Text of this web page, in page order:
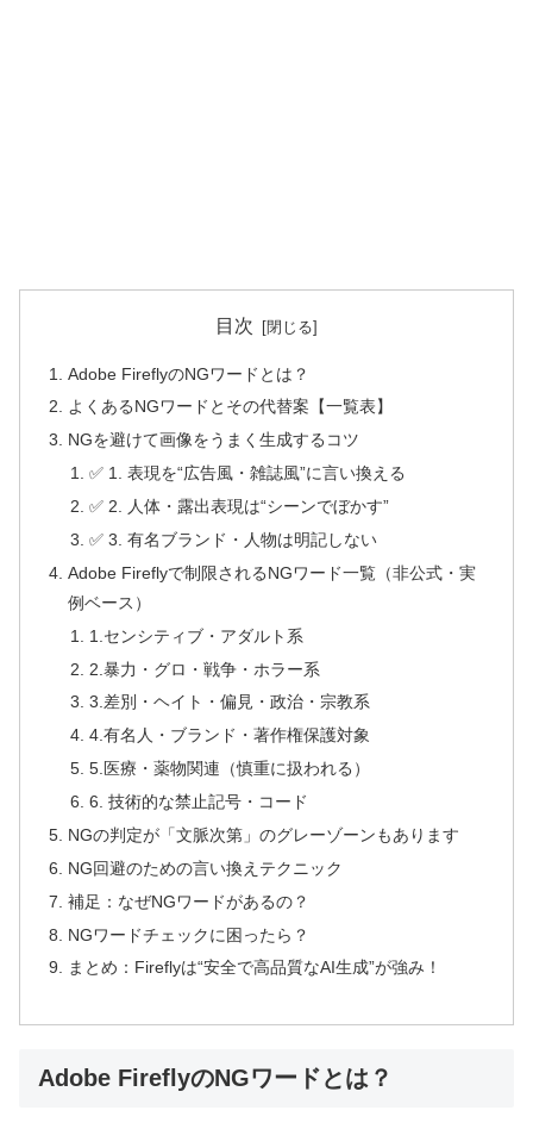
目次
Adobe FireflyのNGワードとは？
よくあるNGワードとその代替案【一覧表】
NGを避けて画像をうまく生成するコツ
✅ 1. 表現を“広告風・雑誌風”に言い換える
✅ 2. 人体・露出表現は“シーンでぼかす”
✅ 3. 有名ブランド・人物は明記しない
Adobe Fireflyで制限されるNGワード一覧（非公式・実
例ベース）
1.センシティブ・アダルト系
2.暴力・グロ・戦争・ホラー系
3.差別・ヘイト・偏見・政治・宗教系
4.有名人・ブランド・著作権保護対象
5.医療・薬物関連（慎重に扱われる）
6. 技術的な禁止記号・コード
NGの判定が「文脈次第」のグレーゾーンもあります
NG回避のための言い換えテクニック
補足：なぜNGワードがあるの？
NGワードチェックに困ったら？
まとめ：Fireflyは“安全で高品質なAI生成”が強み！
Adobe FireflyのNGワードとは？